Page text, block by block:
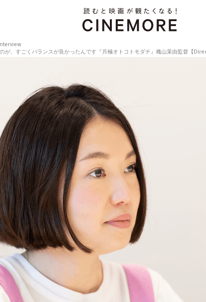
が、すごくバランスが良かったんです『月極オトコトモダチ』穐山茉由監督【